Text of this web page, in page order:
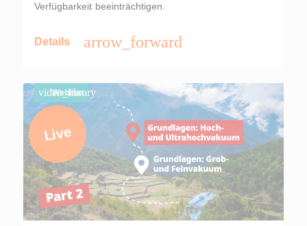
Verfügbarkeit beeinträchtigen.
Details arrow_forward
video_library
Webinar
Live